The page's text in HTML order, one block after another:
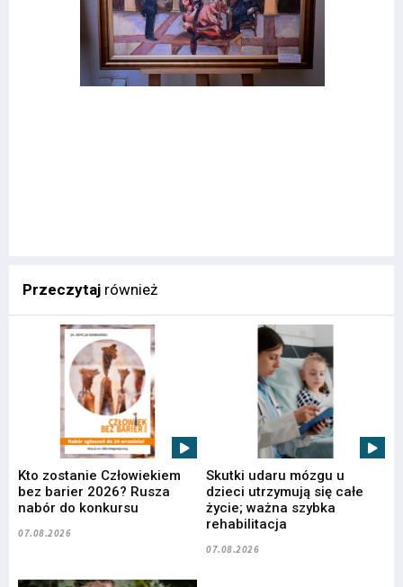
Przeczytaj również
Kto zostanie Człowiekiem
bez barier 2026? Rusza
nabór do konkursu
07.08.2026
Skutki udaru mózgu u
dzieci utrzymują się całe
życie; ważna szybka
rehabilitacja
07.08.2026